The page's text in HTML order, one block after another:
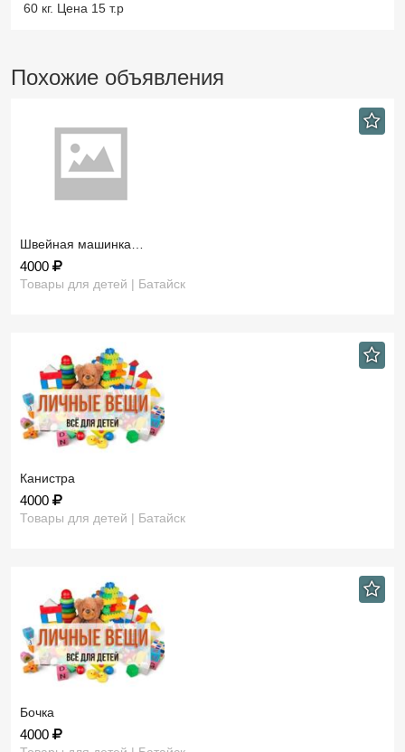
60 кг. Цена 15 т.р
Похожие объявления
Швейная машинка…
4000
Товары для детей | Батайск
Канистра
4000
Товары для детей | Батайск
Бочка
4000